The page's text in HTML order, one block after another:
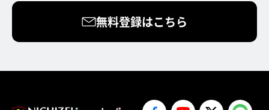
無料登録はこちら